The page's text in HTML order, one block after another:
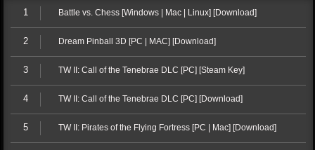
1 Battle vs. Chess [Windows | Mac | Linux] [Download]
2 Dream Pinball 3D [PC | MAC] [Download]
3 TW II: Call of the Tenebrae DLC [PC] [Steam Key]
4 TW II: Call of the Tenebrae DLC [PC] [Download]
5 TW II: Pirates of the Flying Fortress [PC | Mac] [Download]